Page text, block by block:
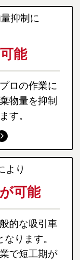
抑制に
能
ロの作業に
物量を抑制
す。
より
可能
的な吸引車
ります。
で短工期が